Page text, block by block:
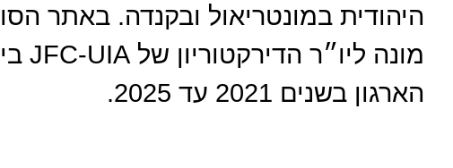
היהודית במונטריאול ובקנדה. באתר
הארגון בשנים 2021 עד 2025.